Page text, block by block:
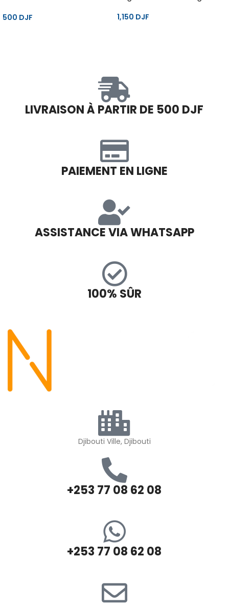
500 DJF
1,150 DJF
LIVRAISON À PARTIR DE 500 DJF
PAIEMENT EN LIGNE
ASSISTANCE VIA WHATSAPP
100% SÛR
Djibouti Ville, Djibouti
+253 77 08 62 08
+253 77 08 62 08